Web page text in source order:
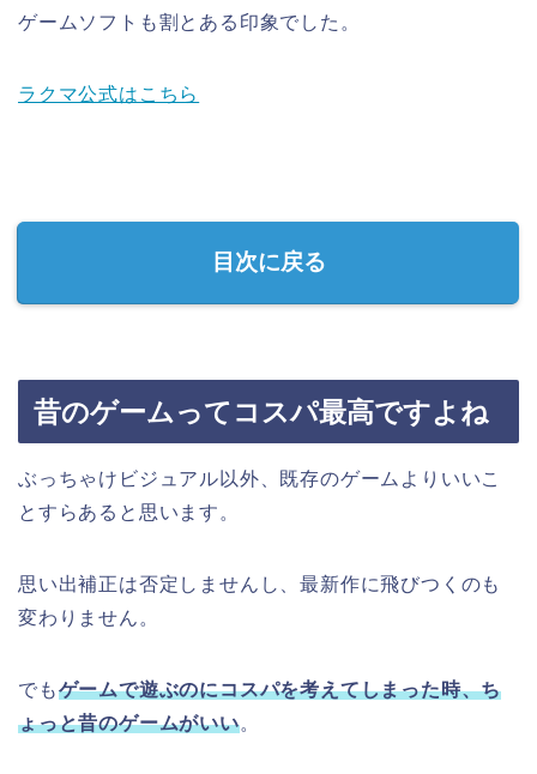
ゲームソフトも割とある印象でした。
ラクマ公式はこちら
目次に戻る
昔のゲームってコスパ最高ですよね
ぶっちゃけビジュアル以外、既存のゲームよりいいこ
とすらあると思います。
思い出補正は否定しませんし、最新作に飛びつくのも
変わりません。
でもゲームで遊ぶのにコスパを考えてしまった時、ち
ょっと昔のゲームがいい。